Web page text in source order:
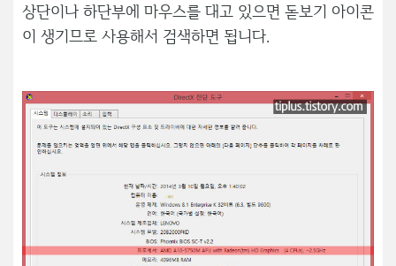
상단이나 하단부에 마우스를 대고 있으면 돋보기 아이콘
이 생기므로 사용해서 검색하면 됩니다.